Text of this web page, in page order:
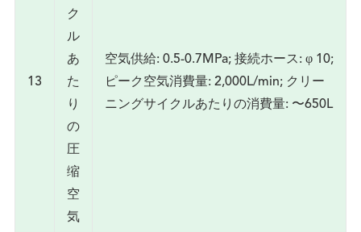
13
ク
ル
あ
た
り
の
圧
缩
空
気
空気供給: 0.5-0.7MPa; 接続ホース: φ 10;
ピーク空気消費量: 2,000L/min; クリー
ニングサイクルあたりの消費量: 〜650L